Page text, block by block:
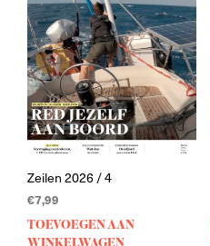
Zeilen 2026 / 4
€7,99
TOEVOEGEN AAN